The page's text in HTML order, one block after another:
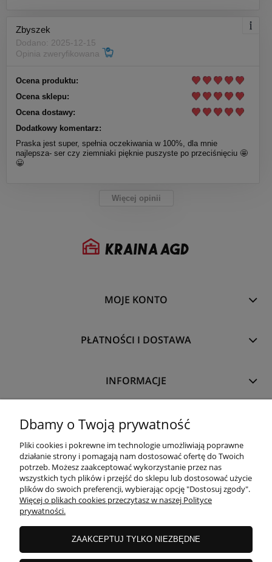
Zbyszek
Dodano: 2025-12-15
Opinia zweryfikowana
Ocena produktu:
Ocena sklepu:
Ocena dostawy:
Dodatkowy komentarz:
Praska jest super, spełnia oczekiwania w 100%, dla mnie
najlepsza- ser czy ziemniaki pięknie puszyste po przeciśnięciu 🤩
😀
Więcej opinii
MOJE KONTO
PŁATNOŚCI I DOSTAWA
INFORMACJE
O NAS
Dbamy o Twoją prywatność
Pliki cookies i pokrewne im technologie umożliwiają poprawne
działanie strony i pomagają nam dostosować ofertę do Twoich
potrzeb. Możesz zaakceptować wykorzystanie przez nas
wszystkich tych plików i przejść do sklepu lub dostosować użycie
plików do swoich preferencji, wybierając opcję "Dostosuj zgody".
Więcej o plikach cookies przeczytasz w naszej Polityce
prywatności.
ZAAKCEPTUJ TYLKO NIEZBĘDNE